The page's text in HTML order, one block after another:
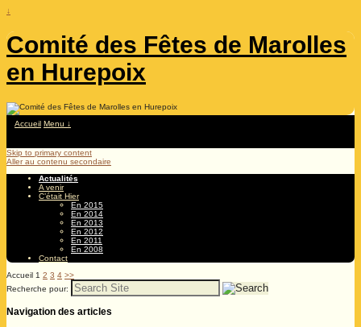
↓
Comité des Fêtes de Marolles
en Hurepoix
Accueil Menu ↓
Skip to primary content
Aller au contenu secondaire
Actualités
A venir
C’était Hier
En 2015
En 2014
En 2013
En 2012
En 2011
En 2008
Contact
Accueil 1 2 3 4 >>
Recherche pour:
Navigation des articles